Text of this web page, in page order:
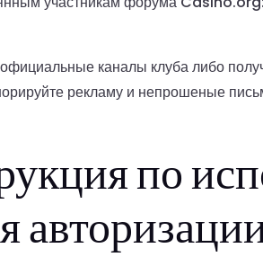
каналы клуба либо
рекламу и непрошеные
по